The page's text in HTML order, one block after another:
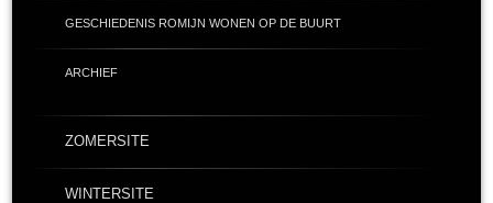
GESCHIEDENIS ROMIJN WONEN OP DE BUURT
ARCHIEF
ZOMERSITE
WINTERSITE